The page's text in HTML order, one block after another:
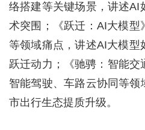
络搭建等关键场景，讲述AI
术突围；《跃迁：AI大模型
等领域痛点，讲述AI大模型
跃迁动力；《驰骋：智能交
智能驾驶、车路云协同等
市出行生态提质升级。